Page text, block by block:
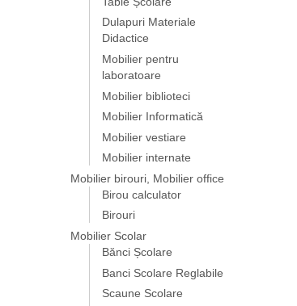
Dulapuri Materiale
Didactice
Mobilier pentru
laboratoare
Mobilier biblioteci
Mobilier Informatică
Mobilier vestiare
Mobilier internate
Mobilier birouri, Mobilier office
Birou calculator
Birouri
Mobilier Scolar
Bănci Școlare
Banci Scolare Reglabile
Scaune Scolare